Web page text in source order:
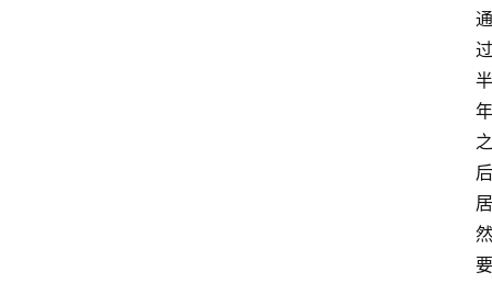
通
过
半
年
之
后
居
然
要